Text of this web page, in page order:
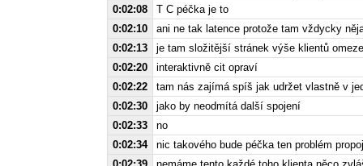
0:02:08
T C péčka je to
0:02:10
ani ne tak latence protože tam vždycky
0:02:13
je tam složitější stránek výše klientů
0:02:20
interaktivně cit opraví
0:02:22
tam nás zajímá spíš jak udržet vlastně v
0:02:30
jako by neodmítá další spojení
0:02:33
no
0:02:34
nic takového bude péčka ten problém